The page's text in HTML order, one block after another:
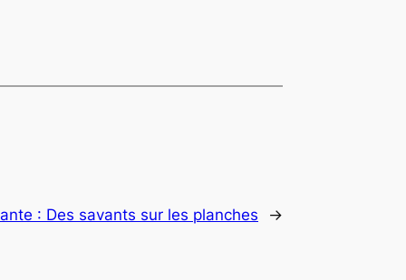
: Des savants sur les planches →